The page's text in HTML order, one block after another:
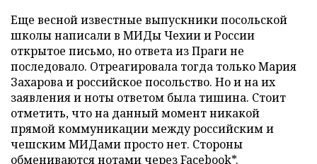
Еще весной известные выпускники посольской
школы написали в МИДы Чехии и России
открытое письмо, но ответа из Праги не
последовало. Отреагировала тогда только Мария
Захарова и российское посольство. Но и на их
заявления и ноты ответом была тишина. Стоит
отметить, что на данный момент никакой
прямой коммуникации между российским и
чешским МИДами просто нет. Стороны
обмениваются нотами через Facebook*.